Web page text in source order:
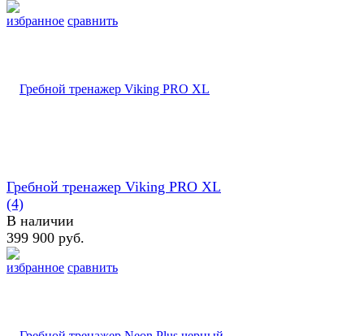
избранное сравнить
избранное сравнить
Гребной тренажер Viking PRO XL
(4)
В наличии
399 900 руб.